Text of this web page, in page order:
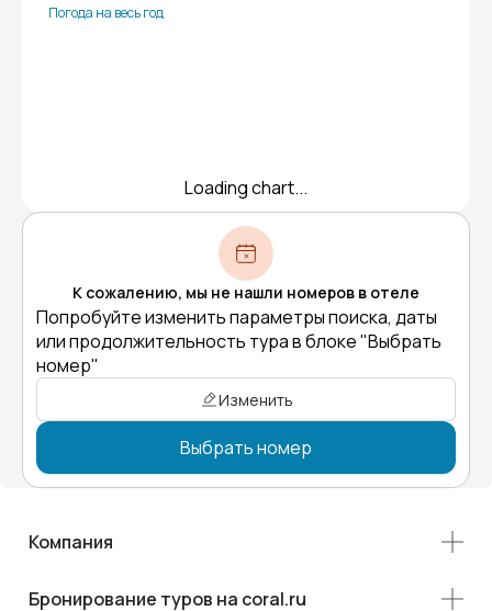
Погода на весь год
Loading chart...
К сожалению, мы не нашли номеров в отеле
Попробуйте изменить параметры поиска, даты
или продолжительность тура в блоке "Выбрать
номер"
Изменить
Выбрать номер
Компания
Бронирование туров на coral.ru